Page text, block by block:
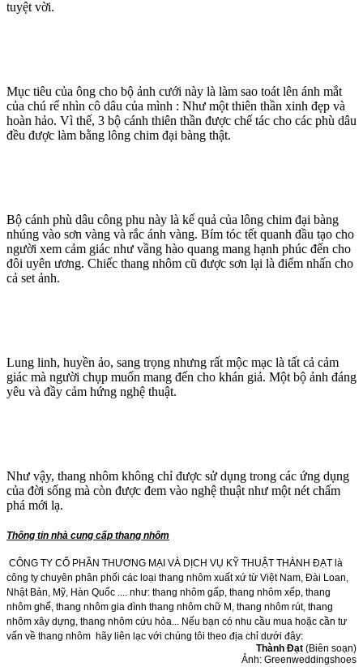
tuyệt vời.
Mục tiêu của ông cho bộ ảnh cưới này là làm sao toát lên ánh mắt
của chú rể nhìn cô dâu của mình : Như một thiên thần xinh đẹp và
hoàn hảo. Vì thế, 3 bộ cánh thiên thần được chế tác cho các phù dâu
đều được làm bằng lông chim đại bàng thật.
Bộ cánh phù dâu công phu này là kế quả của lông chim đại bàng
nhúng vào sơn vàng và rắc ánh vàng. Bím tóc tết quanh đầu tạo cho
người xem cảm giác như vầng hào quang mang hạnh phúc đến cho
đôi uyên ương. Chiếc thang nhôm cũ được sơn lại là điểm nhấn cho
cả set ảnh.
Lung linh, huyền ảo, sang trọng nhưng rất mộc mạc là tất cả cảm
giác mà người chụp muốn mang đến cho khán giả. Một bộ ảnh đáng
yêu và đầy cảm hứng nghệ thuật.
Như vậy, thang nhôm không chỉ được sử dụng trong các ứng dụng
của đời sống mà còn được đem vào nghệ thuật như một nét chấm
phá mới lạ.
Thông tin nhà cung cấp thang nhôm
CÔNG TY CỔ PHẦN THƯƠNG MẠI VÀ DỊCH VỤ KỸ THUẬT THÀNH ĐẠT là
công ty chuyên phân phối các loại thang nhôm xuất xứ từ Việt Nam, Đài Loan,
Nhật Bản, Mỹ, Hàn Quốc .... như: thang nhôm gấp, thang nhôm xếp, thang
nhôm ghế, thang nhôm gia đình thang nhôm chữ M, thang nhôm rút, thang
nhôm xây dựng, thang nhôm cứu hỏa... Nếu bạn có nhu cầu mua hoặc cần tư
vấn về thang nhôm hãy liên lạc với chúng tôi theo địa chỉ dưới đây:
Thành Đạt (Biên soạn)
Ảnh: Greenweddingshoes